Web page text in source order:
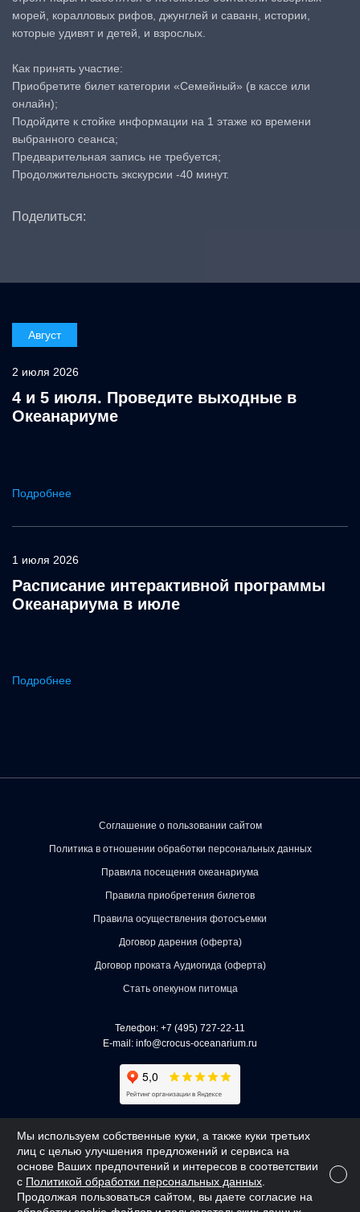
морей, коралловых рифов, джунглей и саванн, истории,
которые удивят и детей, и взрослых.
Как принять участие:
Приобретите билет категории «Семейный» (в кассе или
онлайн);
Подойдите к стойке информации на 1 этаже ко времени
выбранного сеанса;
Предварительная запись не требуется;
Продолжительность экскурсии -40 минут.
Поделиться:
Август
2 июля 2026
4 и 5 июля. Проведите выходные в
Океанариуме
Подробнее
1 июля 2026
Расписание интерактивной программы
Океанариума в июле
Подробнее
Соглашение о пользовании сайтом
Политика в отношении обработки персональных данных
Правила посещения океанариума
Правила приобретения билетов
Правила осуществления фотосъемки
Договор дарения (оферта)
Договор проката Аудиогида (оферта)
Стать опекуном питомца
Телефон: +7 (495) 727-22-11
E-mail: info@crocus-oceanarium.ru
АО «КРОКУС» 2018 - 2026 | ОГРН 1027700257023
Создано
Мы используем собственные куки, а также куки третьих
лиц с целью улучшения предложений и сервиса на
основе Ваших предпочтений и интересов в соответствии
с Политикой обработки персональных данных
Продолжая пользоваться сайтом, вы даете согласие на